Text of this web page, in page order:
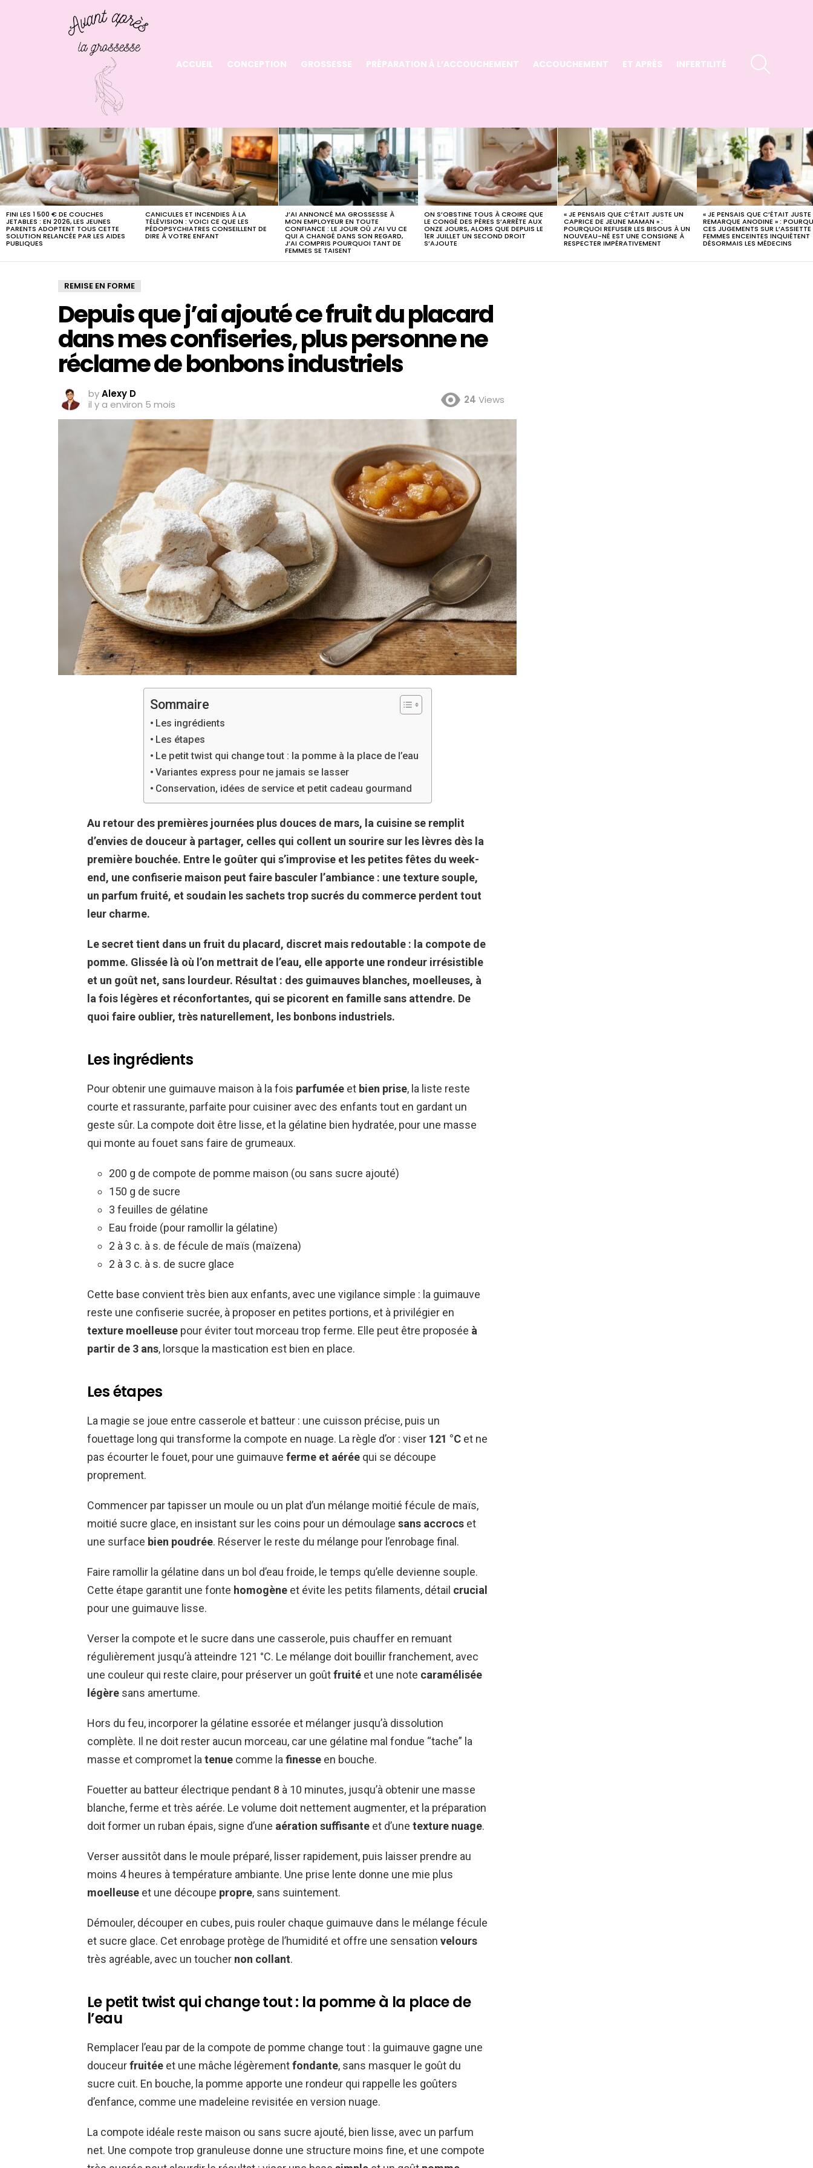
ACCUEIL CONCEPTION GROSSESSE PRÉPARATION À L’ACCOUCHEMENT ACCOUCHEMENT ET APRÈS INFERTILITÉ
LATEST
STORIES
FINI LES 1 500 € DE COUCHES
JETABLES : EN 2026, LES JEUNES
PARENTS ADOPTENT TOUS CETTE
SOLUTION RELANCÉE PAR LES AIDES
PUBLIQUES
CANICULES ET INCENDIES À LA
TÉLÉVISION : VOICI CE QUE LES
PÉDOPSYCHIATRES CONSEILLENT DE
DIRE À VOTRE ENFANT
J’AI ANNONCÉ MA GROSSESSE À
MON EMPLOYEUR EN TOUTE
CONFIANCE : LE JOUR OÙ J’AI VU CE
QUI A CHANGÉ DANS SON REGARD,
J’AI COMPRIS POURQUOI TANT DE
FEMMES SE TAISENT
ON S’OBSTINE TOUS À CROIRE QUE
LE CONGÉ DES PÈRES S’ARRÊTE AUX
ONZE JOURS, ALORS QUE DEPUIS LE
1ER JUILLET UN SECOND DROIT
S’AJOUTE
« JE PENSAIS QUE C’ÉTAIT JUSTE UN
CAPRICE DE JEUNE MAMAN » :
POURQUOI REFUSER LES BISOUS À UN
NOUVEAU-NÉ EST UNE CONSIGNE À
RESPECTER IMPÉRATIVEMENT
« JE PENSAIS QUE C’ÉTAIT JUSTE
REMARQUE ANODINE » :
CES JUGEMENTS SUR L’ASSIETTE
FEMMES ENCEINTES INQUIÈTENT
DÉSORMAIS LES MÉDECINS
REMISE EN FORME
Depuis que j’ai ajouté ce fruit du placard
dans mes confiseries, plus personne ne
réclame de bonbons industriels
byAlexy D
il y a environ 5 mois
24 Views
Sommaire
Les ingrédients
Les étapes
Le petit twist qui change tout : la pomme à la place de l’eau
Variantes express pour ne jamais se lasser
Conservation, idées de service et petit cadeau gourmand
Au retour des premières journées plus douces de mars, la cuisine se remplit
d’envies de douceur à partager, celles qui collent un sourire sur les lèvres dès la
première bouchée. Entre le goûter qui s’improvise et les petites fêtes du week-
end, une confiserie maison peut faire basculer l’ambiance : une texture souple,
un parfum fruité, et soudain les sachets trop sucrés du commerce perdent tout
leur charme.
Le secret tient dans un fruit du placard, discret mais redoutable : la compote de
pomme. Glissée là où l’on mettrait de l’eau, elle apporte une rondeur irrésistible
et un goût net, sans lourdeur. Résultat : des guimauves blanches, moelleuses, à
la fois légères et réconfortantes, qui se picorent en famille sans attendre. De
quoi faire oublier, très naturellement, les bonbons industriels.
Les ingrédients
Pour obtenir une guimauve maison à la fois parfumée et bien prise, la liste reste
courte et rassurante, parfaite pour cuisiner avec des enfants tout en gardant un
geste sûr. La compote doit être lisse, et la gélatine bien hydratée, pour une masse
qui monte au fouet sans faire de grumeaux.
200 g de compote de pomme maison (ou sans sucre ajouté)
150 g de sucre
3 feuilles de gélatine
Eau froide (pour ramollir la gélatine)
2 à 3 c. à s. de fécule de maïs (maïzena)
2 à 3 c. à s. de sucre glace
Cette base convient très bien aux enfants, avec une vigilance simple : la guimauve
reste une confiserie sucrée, à proposer en petites portions, et à privilégier en
texture moelleuse pour éviter tout morceau trop ferme. Elle peut être proposée à
partir de 3 ans, lorsque la mastication est bien en place.
Les étapes
La magie se joue entre casserole et batteur : une cuisson précise, puis un
fouettage long qui transforme la compote en nuage. La règle d’or : viser 121 °C et ne
pas écourter le fouet, pour une guimauve ferme et aérée qui se découpe
proprement.
Commencer par tapisser un moule ou un plat d’un mélange moitié fécule de maïs,
moitié sucre glace, en insistant sur les coins pour un démoulage sans accrocs et
une surface bien poudrée. Réserver le reste du mélange pour l’enrobage final.
Faire ramollir la gélatine dans un bol d’eau froide, le temps qu’elle devienne souple.
Cette étape garantit une fonte homogène et évite les petits filaments, détail crucial
pour une guimauve lisse.
Verser la compote et le sucre dans une casserole, puis chauffer en remuant
régulièrement jusqu’à atteindre 121 °C. Le mélange doit bouillir franchement, avec
une couleur qui reste claire, pour préserver un goûtfruité et une note caramélisée
légère sans amertume.
Hors du feu, incorporer la gélatine essorée et mélanger jusqu’à dissolution
complète. Il ne doit rester aucun morceau, car une gélatine mal fondue “tache” la
masse et compromet la tenue comme la finesse en bouche.
Fouetter au batteur électrique pendant 8 à 10 minutes, jusqu’à obtenir une masse
blanche, ferme et très aérée. Le volume doit nettement augmenter, et la préparation
doit former un ruban épais, signe d’une aération suffisante et d’une texture nuage.
Verser aussitôt dans le moule préparé, lisser rapidement, puis laisser prendre au
moins 4 heures à température ambiante. Une prise lente donne une mie plus
moelleuse et une découpe propre, sans suintement.
Démouler, découper en cubes, puis rouler chaque guimauve dans le mélange fécule
et sucre glace. Cet enrobage protège de l’humidité et offre une sensation velours
très agréable, avec un toucher non collant.
Le petit twist qui change tout : la pomme à la place de
l’eau
Remplacer l’eau par de la compote de pomme change tout : la guimauve gagne une
douceurfruitée et une mâche légèrementfondante, sans masquer le goût du
sucre cuit. En bouche, la pomme apporte une rondeur qui rappelle les goûters
d’enfance, comme une madeleine revisitée en version nuage.
La compote idéale reste maison ou sans sucre ajouté, bien lisse, avec un parfum
net. Une compote trop granuleuse donne une structure moins fine, et une compote